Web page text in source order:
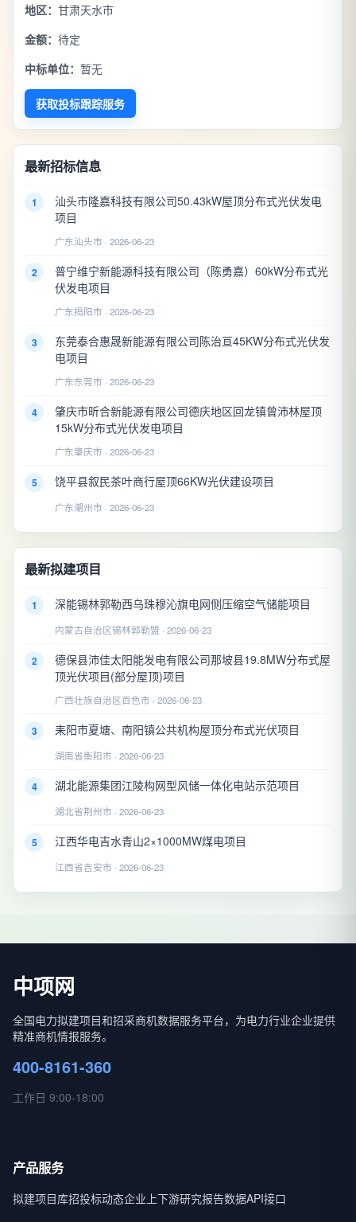
地区： 甘肃天水市
金额： 待定
中标单位： 暂无
获取投标跟踪服务
最新招标信息
1
汕头市隆嘉科技有限公司50.43kW屋顶分布式光伏发电
项目
广东汕头市 · 2026-06-23
2
普宁维宁新能源科技有限公司（陈勇嘉）60kW分布式光
伏发电项目
广东揭阳市 · 2026-06-23
3
东莞泰合惠晟新能源有限公司陈治亘45KW分布式光伏发
电项目
广东东莞市 · 2026-06-23
4
肇庆市昕合新能源有限公司德庆地区回龙镇曾沛林屋顶
15kW分布式光伏发电项目
广东肇庆市 · 2026-06-23
5 饶平县叙民茶叶商行屋顶66KW光伏建设项目
广东潮州市 · 2026-06-23
最新拟建项目
1 深能锡林郭勒西乌珠穆沁旗电网侧压缩空气储能项目
内蒙古自治区锡林郭勒盟 · 2026-06-23
2
德保县沛佳太阳能发电有限公司那坡县19.8MW分布式屋
顶光伏项目(部分屋顶)项目
广西壮族自治区百色市 · 2026-06-23
3 耒阳市夏塘、南阳镇公共机构屋顶分布式光伏项目
湖南省衡阳市 · 2026-06-23
4 湖北能源集团江陵构网型风储一体化电站示范项目
湖北省荆州市 · 2026-06-23
5 江西华电吉水青山2×1000MW煤电项目
江西省吉安市 · 2026-06-23
中项网
全国电力拟建项目和招采商机数据服务平台，为电力行业企业提供
精准商机情报服务。
400-8161-360
工作日 9:00-18:00
产品服务
拟建项目库招投标动态企业上下游研究报告数据API接口